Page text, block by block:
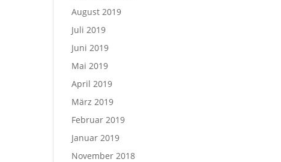
August 2019
Juli 2019
Juni 2019
Mai 2019
April 2019
März 2019
Februar 2019
Januar 2019
November 2018